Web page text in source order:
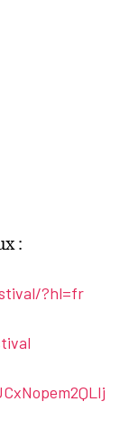
:
?hl=fr